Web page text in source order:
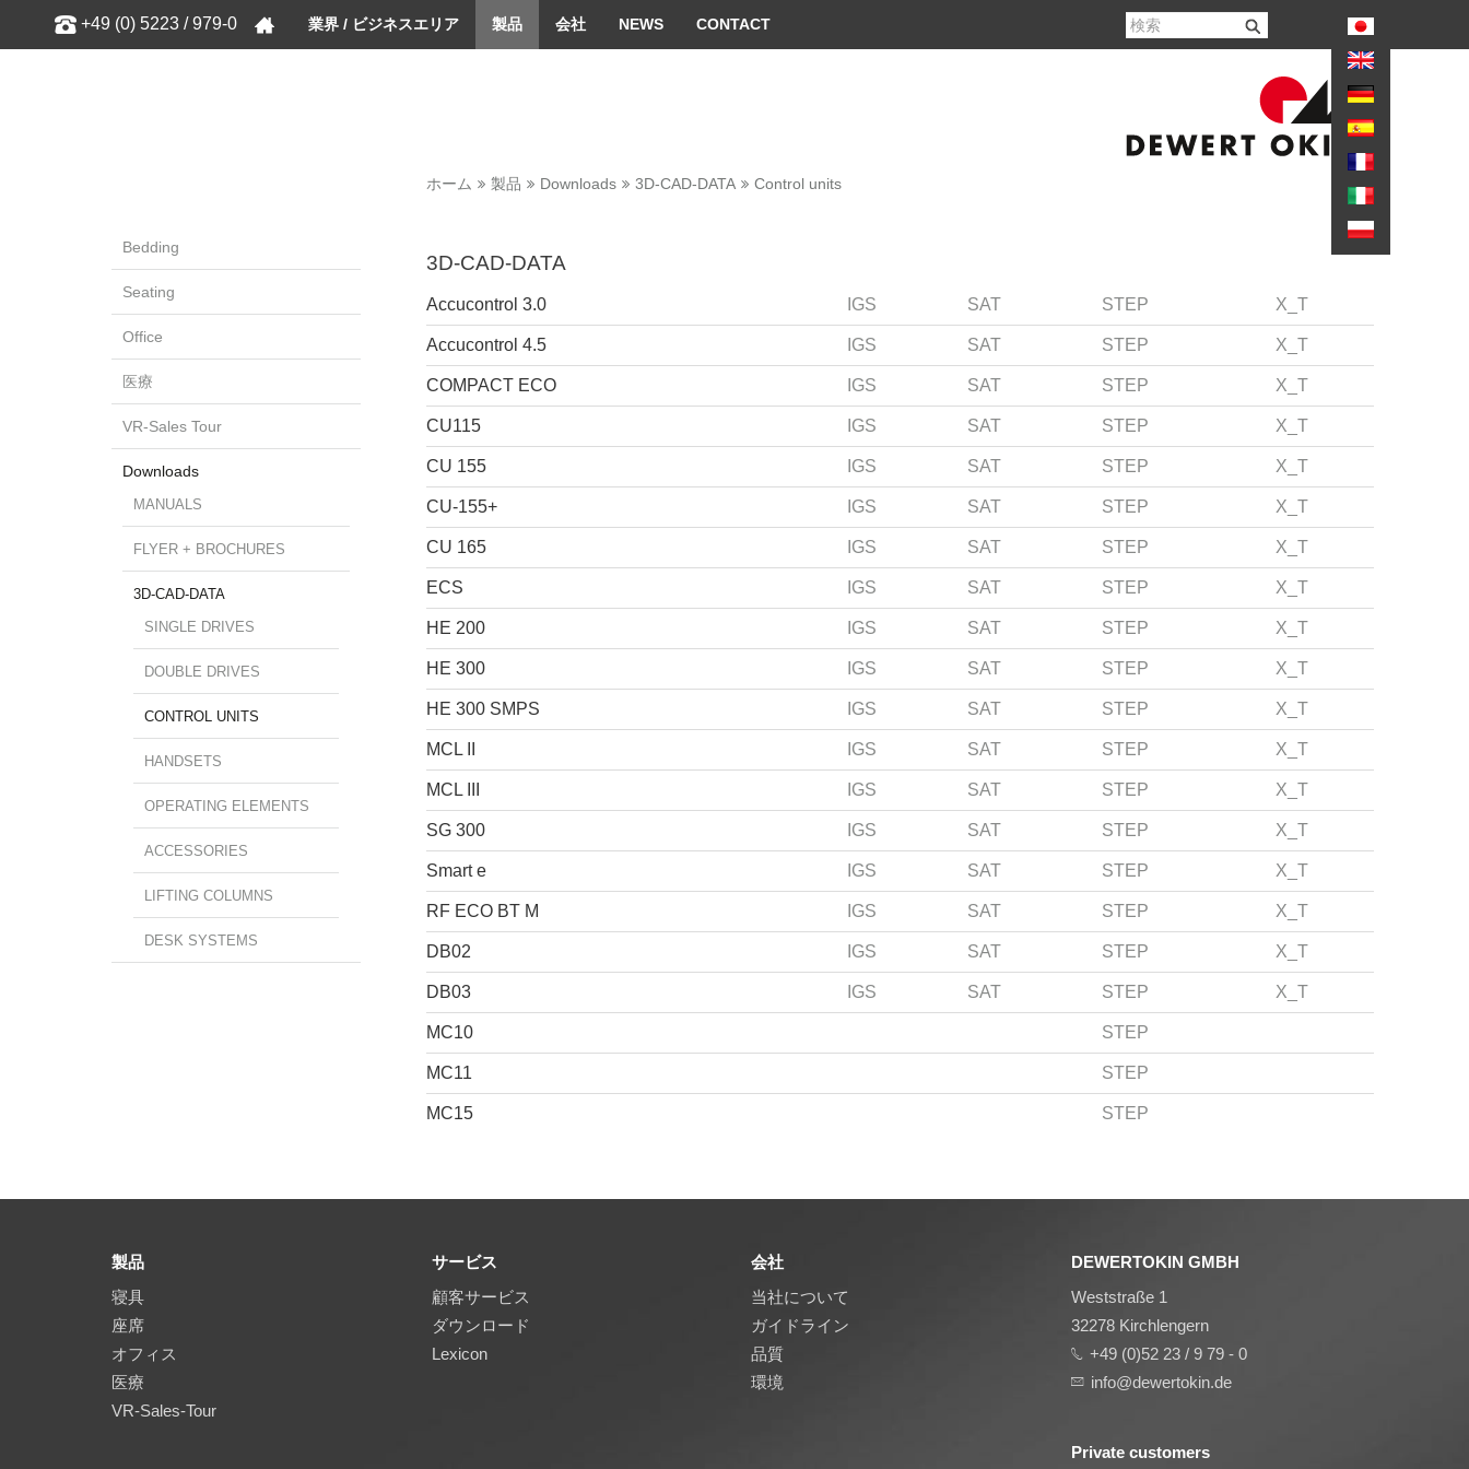
Show convenient version of this site
+49 (0) 5223 / 979-0 業界 / ビジネスエリア 製品 会社 NEWS CONTACT
ホーム 製品 Downloads 3D-CAD-DATA Control units
Bedding
Seating
Office
医療
VR-Sales Tour
Downloads
MANUALS
FLYER + BROCHURES
3D-CAD-DATA
SINGLE DRIVES
DOUBLE DRIVES
CONTROL UNITS
HANDSETS
OPERATING ELEMENTS
ACCESSORIES
LIFTING COLUMNS
DESK SYSTEMS
3D-CAD-DATA
Accucontrol 3.0 IGS SAT STEP X_T
Accucontrol 4.5 IGS SAT STEP X_T
COMPACT ECO IGS SAT STEP X_T
CU115 IGS SAT STEP X_T
CU 155 IGS SAT STEP X_T
CU-155+ IGS SAT STEP X_T
CU 165 IGS SAT STEP X_T
ECS IGS SAT STEP X_T
HE 200 IGS SAT STEP X_T
HE 300 IGS SAT STEP X_T
HE 300 SMPS IGS SAT STEP X_T
MCL II IGS SAT STEP X_T
MCL III IGS SAT STEP X_T
SG 300 IGS SAT STEP X_T
Smart e IGS SAT STEP X_T
RF ECO BT M IGS SAT STEP X_T
DB02 IGS SAT STEP X_T
DB03 IGS SAT STEP X_T
MC10 STEP
MC11 STEP
MC15 STEP
製品
寝具
座席
オフィス
医療
VR-Sales-Tour
サービス
顧客サービス
ダウンロード
Lexicon
会社
当社について
ガイドライン
品質
環境
DEWERTOKIN GMBH
Weststraße 1
32278 Kirchlengern
+49 (0)52 23 / 9 79 - 0
info@dewertokin.de
Private customers